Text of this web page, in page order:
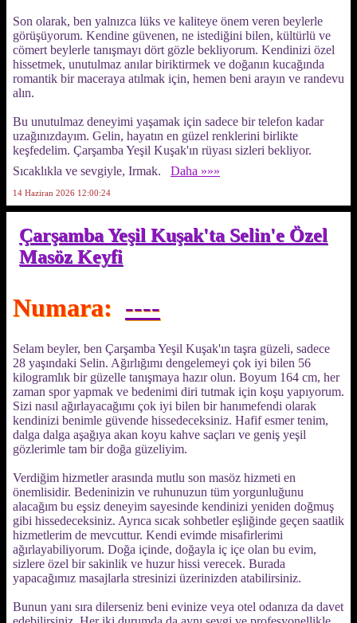
Son olarak, ben yalnızca lüks ve kaliteye önem veren beylerle
görüşüyorum. Kendine güvenen, ne istediğini bilen, kültürlü ve
cömert beylerle tanışmayı dört gözle bekliyorum. Kendinizi özel
hissetmek, unutulmaz anılar biriktirmek ve doğanın kucağında
romantik bir maceraya atılmak için, hemen beni arayın ve randevu
alın.
Bu unutulmaz deneyimi yaşamak için sadece bir telefon kadar
uzağınızdayım. Gelin, hayatın en güzel renklerini birlikte
keşfedelim. Çarşamba Yeşil Kuşak'ın rüyası sizleri bekliyor.
Sıcaklıkla ve sevgiyle, Irmak.
Daha »»»
14 Haziran 2026 12:00:24
Çarşamba Yeşil Kuşak'ta Selin'e Özel
Masöz Keyfi
Numara: ----
Selam beyler, ben Çarşamba Yeşil Kuşak'ın taşra güzeli, sadece
28 yaşındaki Selin. Ağırlığımı dengelemeyi çok iyi bilen 56
kilogramlık bir güzelle tanışmaya hazır olun. Boyum 164 cm, her
zaman spor yapmak ve bedenimi diri tutmak için koşu yapıyorum.
Sizi nasıl ağırlayacağımı çok iyi bilen bir hanımefendi olarak
kendinizi benimle güvende hissedeceksiniz. Hafif esmer tenim,
dalga dalga aşağıya akan koyu kahve saçları ve geniş yeşil
gözlerimle tam bir doğa güzeliyim.
Verdiğim hizmetler arasında mutlu son masöz hizmeti en
önemlisidir. Bedeninizin ve ruhunuzun tüm yorgunluğunu
alacağım bu eşsiz deneyim sayesinde kendinizi yeniden doğmuş
gibi hissedeceksiniz. Ayrıca sıcak sohbetler eşliğinde geçen saatlik
hizmetlerim de mevcuttur. Kendi evimde misafirlerimi
ağırlayabiliyorum. Doğa içinde, doğayla iç içe olan bu evim,
sizlere özel bir sakinlik ve huzur hissi verecek. Burada
yapacağımız masajlarla stresinizi üzerinizden atabilirsiniz.
Bunun yanı sıra dilerseniz beni evinize veya otel odanıza da davet